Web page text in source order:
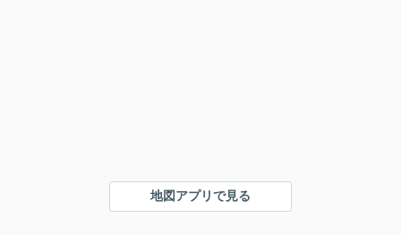
地図アプリで見る